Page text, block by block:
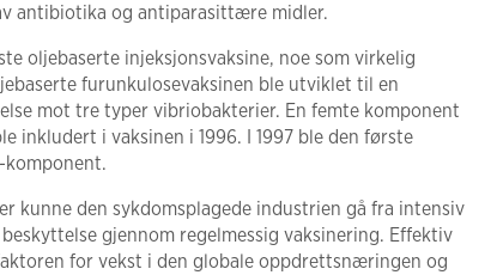
antibiotika og antiparasittære midler.
oljebaserte injeksjonsvaksine, noe som virkelig
furunkulosevaksinen ble utviklet til en
mot tre typer vibriobakterier. En femte komponent
inkludert i vaksinen i 1996. I 1997 ble den første
komponent.
kunne den sykdomsplagede industrien gå fra intensiv
gjennom regelmessig vaksinering. Effektiv
for vekst i den globale oppdrettsnæringen og